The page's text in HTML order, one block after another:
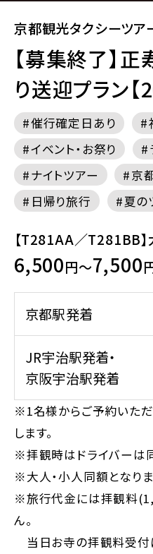
京都観光タクシーツア
【募集終了】正
り送迎プラン【
催行確定日あり
イベント・お祭り
ナイトツアー
京
日帰り旅行
夏の
【T281AA／T281BB
6,500円～7,500
京都駅発着
JR宇治駅発着・
京阪宇治駅発着
※1名様からご予約いた
します。
※拝観時はドライバーは
※大人・小人同額となりま
※旅行代金には拝観料
ん。
当日お寺の拝観料受付